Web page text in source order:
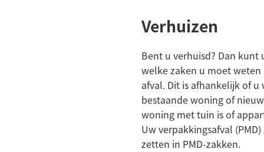
Verhuizen
Bent u verhuisd? Dan kunt
welke zaken u moet
afval. Dit is afhankelijk of u
bestaande woning of
woning met tuin is of
Uw verpakkingsafval
zetten in PMD-zakken.